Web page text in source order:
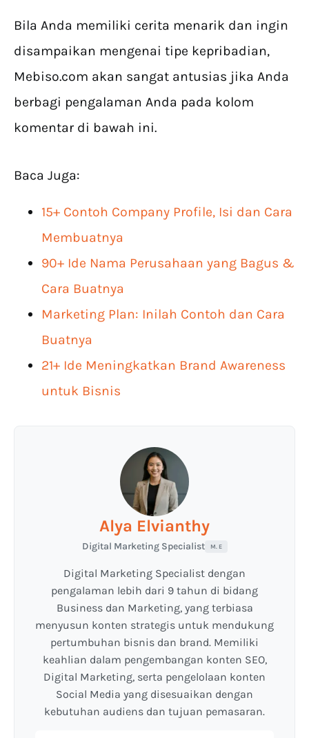
Bila Anda memiliki cerita menarik dan ingin
disampaikan mengenai tipe kepribadian,
Mebiso.com akan sangat antusias jika Anda
berbagi pengalaman Anda pada kolom
komentar di bawah ini.
Baca Juga:
15+ Contoh Company Profile, Isi dan Cara
Membuatnya
90+ Ide Nama Perusahaan yang Bagus &
Cara Buatnya
Marketing Plan: Inilah Contoh dan Cara
Buatnya
21+ Ide Meningkatkan Brand Awareness
untuk Bisnis
Alya Elvianthy
Digital Marketing Specialist M. E
Digital Marketing Specialist dengan
pengalaman lebih dari 9 tahun di bidang
Business dan Marketing, yang terbiasa
menyusun konten strategis untuk mendukung
pertumbuhan bisnis dan brand. Memiliki
keahlian dalam pengembangan konten SEO,
Digital Marketing, serta pengelolaan konten
Social Media yang disesuaikan dengan
kebutuhan audiens dan tujuan pemasaran.